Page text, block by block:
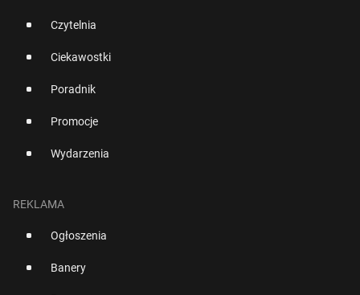
Czytelnia
Ciekawostki
Poradnik
Promocje
Wydarzenia
REKLAMA
Ogłoszenia
Banery